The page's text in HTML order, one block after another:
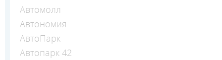
Автомолл
Автономия
АвтоПарк
Автопарк 42